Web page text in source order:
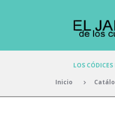
LOS
Inicio